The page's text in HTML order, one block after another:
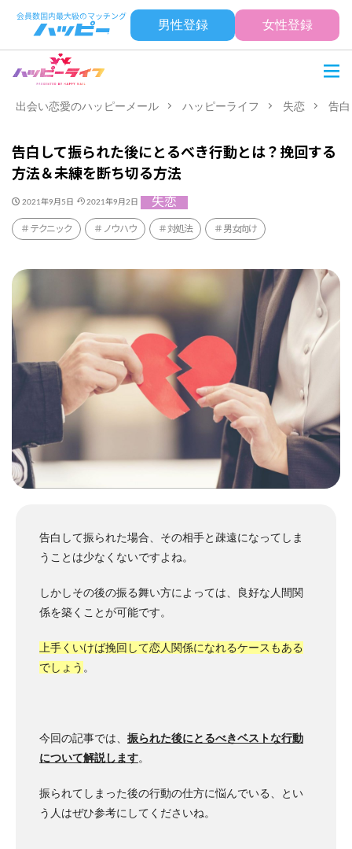
男性登録 女性登録
出会い恋愛のハッピーメール ハッピーライフ 失恋 告
告白して振られた後にとるべき行動とは？挽回する
方法＆未練を断ち切る方法
2021年9月5日 2021年9月2日 失恋
テクニック ノウハウ 対処法 男女向け
告白して振られた場合、その相手と疎遠になってしま
うことは少なくないですよね。
しかしその後の振る舞い方によっては、良好な人間関
係を築くことが可能です。
上手くいけば挽回して恋人関係になれるケースもある
でしょう 。
今回の記事では、 振られた後にとるべきベストな行動
について解説します。
振られてしまった後の行動の仕方に悩んでいる、とい
う人はぜひ参考にしてくださいね。